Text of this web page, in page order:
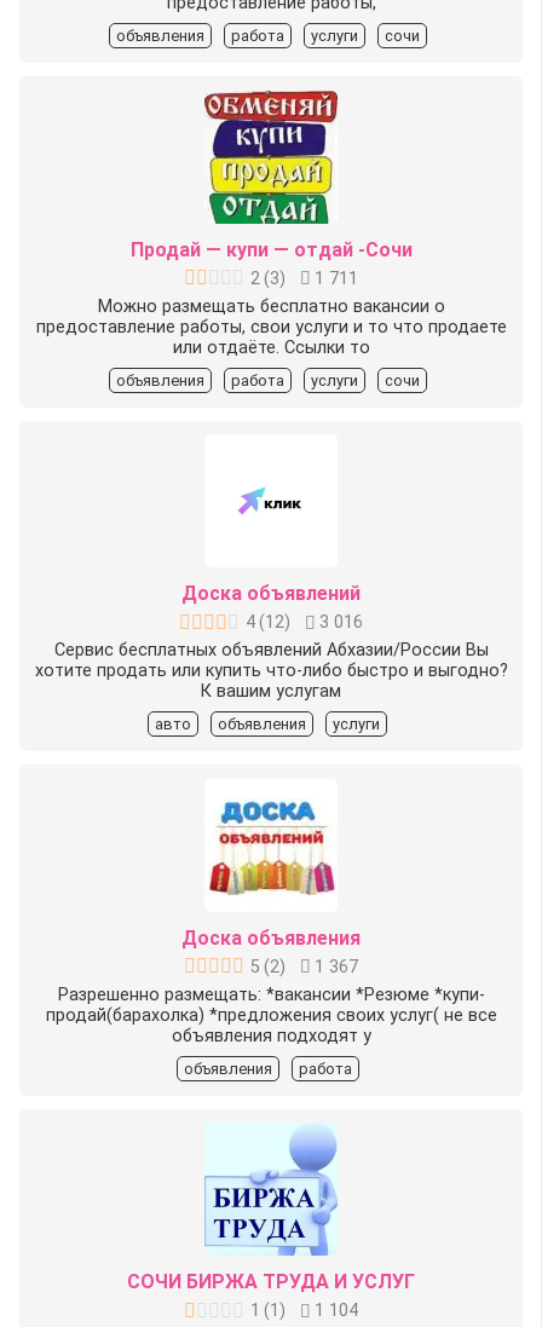
объявления работа услуги сочи
Продай — купи — отдай -Сочи
2(3)
1 711
Можно размещать бесплатно вакансии о
предоставление работы, свои услуги и то что продаете
или отдаёте. Ссылки то
объявления работа услуги сочи
Доска объявлений
4(12)
3 016
Сервис бесплатных объявлений Абхазии/России Вы
хотите продать или купить что-либо быстро и выгодно?
К вашим услугам
авто объявления услуги
Доска объявления
5 (2)
1 367
Разрешенно размещать: *вакансии *Резюме *купи-
продай(барахолка) *предложения своих услуг( не все
объявления подходят у
объявления работа
СОЧИ БИРЖА ТРУДА И УСЛУГ
1 (1 )
1 104